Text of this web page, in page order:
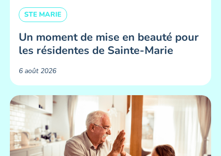
STE MARIE
Un moment de mise en beauté pour
les résidentes de Sainte-Marie ​
6 août 2026